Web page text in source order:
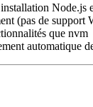
Node.js
(pas de support
que nvm
automatique